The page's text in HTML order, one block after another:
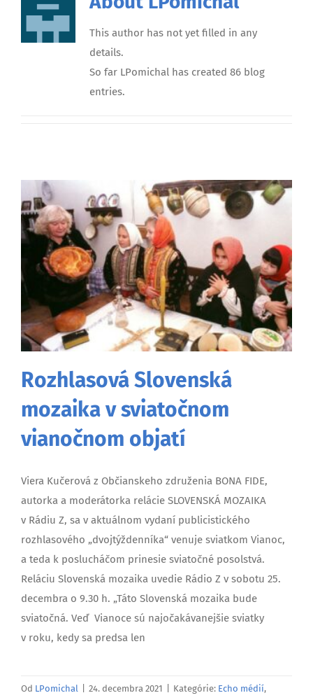
This author has not yet filled in any
details.
So far LPomichal has created 86 blog
entries.
Rozhlasová Slovenská
mozaika v sviatočnom
vianočnom objatí
Viera Kučerová z Občianskeho združenia BONA FIDE,
autorka a moderátorka relácie SLOVENSKÁ MOZAIKA
v Rádiu Z, sa v aktuálnom vydaní publicistického
rozhlasového „dvojtýždenníka“ venuje sviatkom Vianoc,
a teda k poslucháčom prinesie sviatočné posolstvá.
Reláciu Slovenská mozaika uvedie Rádio Z v sobotu 25.
decembra o 9.30 h. „Táto Slovenská mozaika bude
sviatočná. Veď Vianoce sú najočakávanejšie sviatky
v roku, kedy sa predsa len
Od LPomichal 24. decembra 2021 Kategórie: Echo médií,